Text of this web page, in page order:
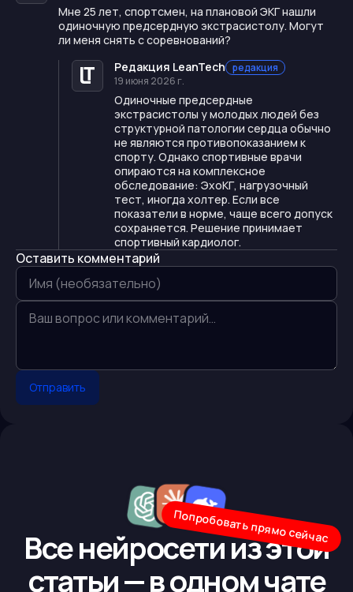
Мне 25 лет, спортсмен, на плановой ЭКГ нашли
одиночную предсердную экстрасистолу. Могут
ли меня снять с соревнований?
Редакция LeanTech редакция
19 июня 2026 г.
Одиночные предсердные
экстрасистолы у молодых людей без
структурной патологии сердца обычно
не являются противопоказанием к
спорту. Однако спортивные врачи
опираются на комплексное
обследование: ЭхоКГ, нагрузочный
тест, иногда холтер. Если все
показатели в норме, чаще всего допуск
сохраняется. Решение принимает
спортивный кардиолог.
Оставить комментарий
Отправить
Все нейросети из этой
статьи — в одном чате
Попробовать прямо сейчас